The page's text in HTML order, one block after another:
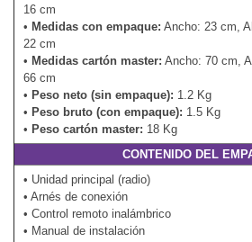
16 cm
• Medidas con empaque: Ancho: 23 cm,
22 cm
• Medidas cartón master: Ancho: 70 cm,
66 cm
• Peso neto (sin empaque): 1.2 Kg
• Peso bruto (con empaque): 1.5 Kg
• Peso cartón master: 18 Kg
CONTENIDO DEL
• Unidad principal (radio)
• Arnés de conexión
• Control remoto inalámbrico
• Manual de instalación